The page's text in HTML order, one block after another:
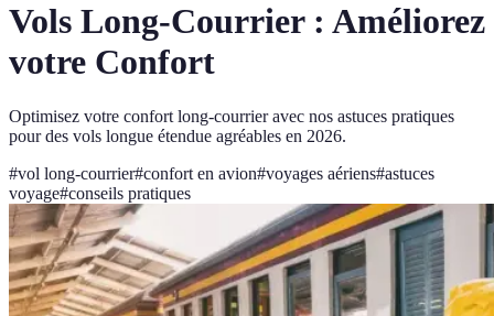
Vols Long-Courrier : Améliorez
votre Confort
Optimisez votre confort long-courrier avec nos astuces pratiques
pour des vols longue étendue agréables en 2026.
#vol long-courrier#confort en avion#voyages aériens#astuces
voyage#conseils pratiques